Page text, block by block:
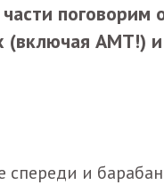
поговорим
(включая АМТ!) и
спереди и